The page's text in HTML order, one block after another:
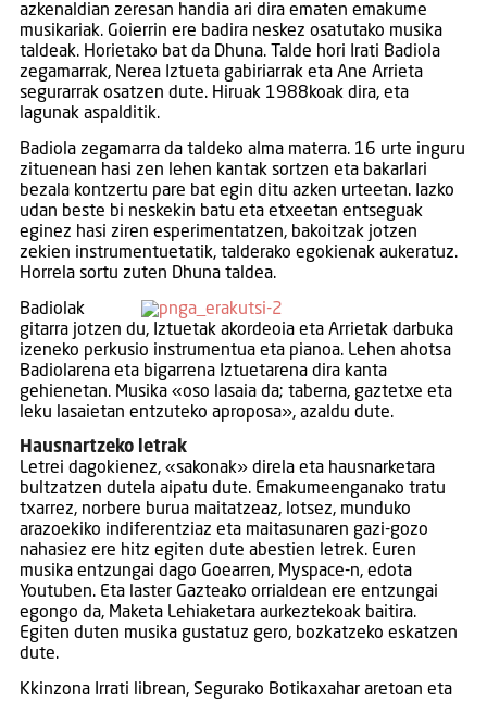
azkenaldian zeresan handia ari dira ematen emakume
musikariak. Goierrin ere badira neskez osatutako musika
taldeak. Horietako bat da Dhuna. Talde hori Irati Badiola
zegamarrak, Nerea Iztueta gabiriarrak eta Ane Arrieta
segurarrak osatzen dute. Hiruak 1988koak dira, eta
lagunak aspalditik.
Badiola zegamarra da taldeko alma materra. 16 urte inguru
zituenean hasi zen lehen kantak sortzen eta bakarlari
bezala kontzertu pare bat egin ditu azken urteetan. Iazko
udan beste bi neskekin batu eta etxeetan entseguak
eginez hasi ziren esperimentatzen, bakoitzak jotzen
zekien instrumentuetatik, talderako egokienak aukeratuz.
Horrela sortu zuten Dhuna taldea.
Badiolak
gitarra jotzen du, Iztuetak akordeoia eta Arrietak darbuka
izeneko perkusio instrumentua eta pianoa. Lehen ahotsa
Badiolarena eta bigarrena Iztuetarena dira kanta
gehienetan. Musika «oso lasaia da; taberna, gaztetxe eta
leku lasaietan entzuteko aproposa», azaldu dute.
Hausnartzeko letrak
Letrei dagokienez, «sakonak» direla eta hausnarketara
bultzatzen dutela aipatu dute. Emakumeenganako tratu
txarrez, norbere burua maitatzeaz, lotsez, munduko
arazoekiko indiferentziaz eta maitasunaren gazi-gozo
nahasiez ere hitz egiten dute abestien letrek. Euren
musika entzungai dago Goearren, Myspace-n, edota
Youtuben. Eta laster Gazteako orrialdean ere entzungai
egongo da, Maketa Lehiaketara aurkeztekoak baitira.
Egiten duten musika gustatuz gero, bozkatzeko eskatzen
dute.
Kkinzona Irrati librean, Segurako Botikaxahar aretoan eta